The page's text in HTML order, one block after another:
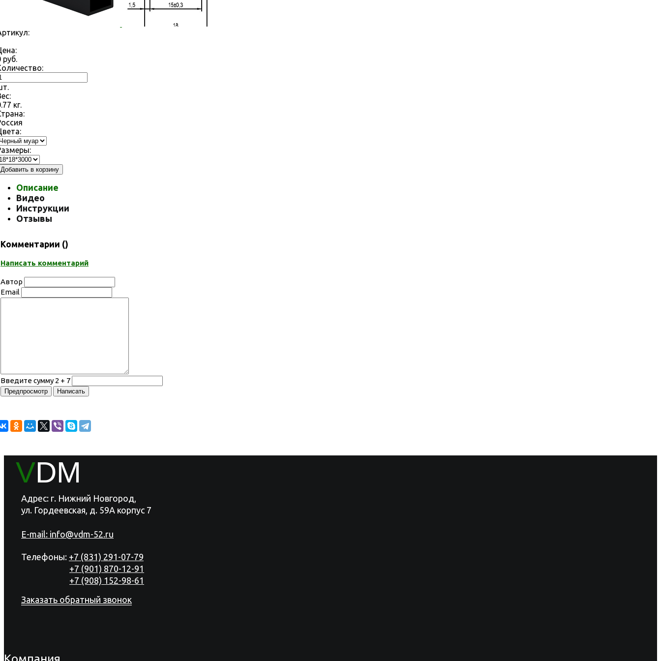
руб.
кг.
Добавить в корзину
Описание
Видео
Инструкции
Отзывы
Комментарии ()
Написать комментарий
Автор
Email
Введите сумму 2 + 7
VDM
Адрес: г. Нижний Новгород,
ул. Гордеевская, д. 59А корпус 7
E-mail: info@vdm-52.ru
Телефоны: +7 (831) 291-07-79
+7 (901) 870-12-91
+7 (908) 152-98-61
Заказать обратный звонок